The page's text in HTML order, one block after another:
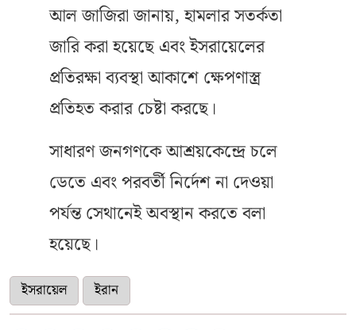
আল জাজিরা জানায়, হামলার সতর্কতা
জারি করা হয়েছে এবং ইসরায়েলের
প্রতিরক্ষা ব্যবস্থা আকাশে ক্ষেপণাস্ত্র
প্রতিহত করার চেষ্টা করছে।
সাধারণ জনগণকে আশ্রয়কেন্দ্রে চলে
ডেতে এবং পরবর্তী নির্দেশ না দেওয়া
পর্যন্ত সেথানেই অবস্থান করতে বলা
হয়েছে।
ইসরায়েল ইরান